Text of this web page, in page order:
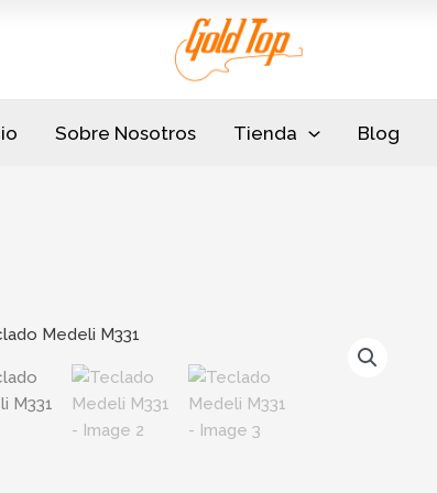
Sobre Nosotros Tienda Blog